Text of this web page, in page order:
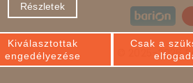
© 2025-2026
Részletek
Kiválasztottak
engedélyezése
Csak a